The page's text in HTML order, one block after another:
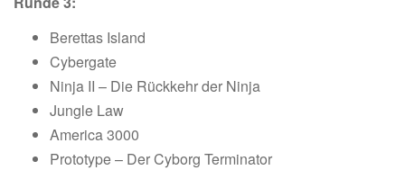
Berettas Island
Cybergate
Ninja II – Die Rückkehr der Ninja
Jungle Law
America 3000
Prototype – Der Cyborg Terminator